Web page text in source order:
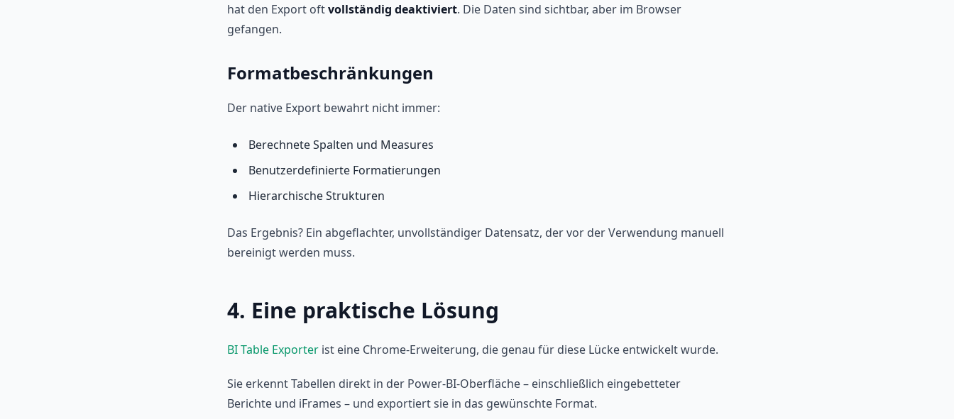
hat den Export oftvollständig deaktiviert. Die Daten sind sichtbar, aber im Browser
gefangen.
Formatbeschränkungen
Der native Export bewahrt nicht immer:
Berechnete Spalten und Measures
Benutzerdefinierte Formatierungen
Hierarchische Strukturen
Das Ergebnis? Ein abgeflachter, unvollständiger Datensatz, der vor der Verwendung manuell
bereinigt werden muss.
4. Eine praktische Lösung
BI Table Exporter ist eine Chrome-Erweiterung, die genau für diese Lücke entwickelt wurde.
Sie erkennt Tabellen direkt in der Power-BI-Oberfläche – einschließlich eingebetteter
Berichte und iFrames – und exportiert sie in das gewünschte Format.